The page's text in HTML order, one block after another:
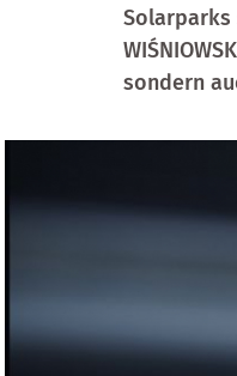
sondern